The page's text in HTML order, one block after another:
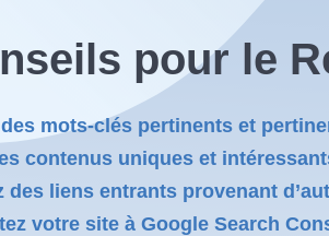
pour le
mots-clés pertinents et
contenus uniques et
des liens entrants provenant
votre site à Google Search